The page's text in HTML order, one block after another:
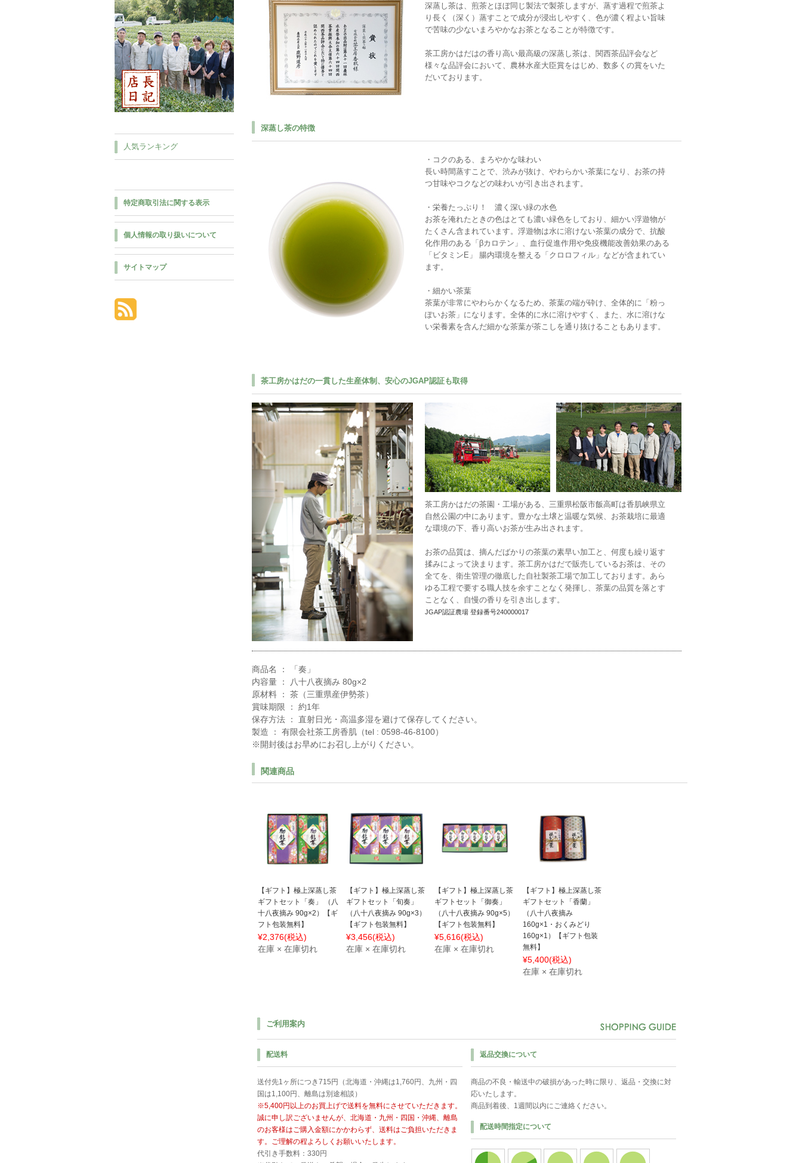
深蒸し茶は、煎茶とほぼ同じ製法で製茶しますが、蒸す過程で煎茶よ
り長く（深く）蒸すことで成分が浸出しやすく、色が濃く程よい旨味
で苦味の少ないまろやかなお茶となることが特徴です。
茶工房かはだはの香り高い最高級の深蒸し茶は、関西茶品評会など
様々な品評会において、農林水産大臣賞をはじめ、数多くの賞をいた
だいております。
深蒸し茶の特徴
・コクのある、まろやかな味わい
長い時間蒸すことで、渋みが抜け、やわらかい茶葉になり、お茶の持
つ甘味やコクなどの味わいが引き出されます。
・栄養たっぷり！ 濃く深い緑の水色
お茶を淹れたときの色はとても濃い緑色をしており、細かい浮遊物が
たくさん含まれています。浮遊物は水に溶けない茶葉の成分で、抗酸
化作用のある「βカロテン」、血行促進作用や免疫機能改善効果のある
「ビタミンE」 腸内環境を整える「クロロフィル」などが含まれてい
ます。
・細かい茶葉
茶葉が非常にやわらかくなるため、茶葉の端が砕け、全体的に「粉っ
ぽいお茶」になります。全体的に水に溶けやすく、また、水に溶けな
い栄養素を含んだ細かな茶葉が茶こしを通り抜けることもあります。
茶工房かはだの一貫した生産体制、安心のJGAP認証も取得
茶工房かはだの茶園・工場がある、三重県松阪市飯高町は香肌峡県立
自然公園の中にあります。豊かな土壌と温暖な気候、お茶栽培に最適
な環境の下、香り高いお茶が生み出されます。
お茶の品質は、摘んだばかりの茶葉の素早い加工と、何度も繰り返す
揉みによって決まります。茶工房かはだで販売しているお茶は、その
全てを、衛生管理の徹底した自社製茶工場で加工しております。あら
ゆる工程で要する職人技を余すことなく発揮し、茶葉の品質を落とす
ことなく、自慢の香りを引き出します。
JGAP認証農場 登録番号240000017
商品名 ： 「奏」
内容量 ： 八十八夜摘み 80g×2
原材料 ： 茶（三重県産伊勢茶）
賞味期限 ： 約1年
保存方法 ： 直射日光・高温多湿を避けて保存してください。
製造 ： 有限会社茶工房香肌（tel : 0598-46-8100）
※開封後はお早めにお召し上がりください。
関連商品
【ギフト】極上深蒸し茶
ギフトセット「奏」 （八
十八夜摘み 90g×2）【ギ
フト包装無料】
¥2,376(税込)
在庫 × 在庫切れ
【ギフト】極上深蒸し茶
ギフトセット「旬奏」
（八十八夜摘み 90g×3）
【ギフト包装無料】
¥3,456(税込)
在庫 × 在庫切れ
【ギフト】極上深蒸し茶
ギフトセット「御奏」
（八十八夜摘み 90g×5）
【ギフト包装無料】
¥5,616(税込)
在庫 × 在庫切れ
【ギフト】極上深蒸し茶
ギフトセット「香蘭」
（八十八夜摘み
160g×1・おくみどり
160g×1）【ギフト包装
無料】
¥5,400(税込)
在庫 × 在庫切れ
ご利用案内
配送料
送付先1ヶ所につき715円（北海道・沖縄は1,760円、九州・四
国は1,100円、離島は別途相談）
※5,400円以上のお買上げで送料を無料にさせていただきます。
誠に申し訳ございませんが、北海道・九州・四国・沖縄、離島
のお客様はご購入金額にかかわらず、送料はご負担いただきま
す。ご理解の程よろしくお願いいたします。
代引き手数料：330円
返品交換について
商品の不良・輸送中の破損があった時に限り、返品・交換に対
応いたします。
商品到着後、1週間以内にご連絡ください。
配送時間指定について
人気ランキング
特定商取引法に関する表示
個人情報の取り扱いについて
サイトマップ